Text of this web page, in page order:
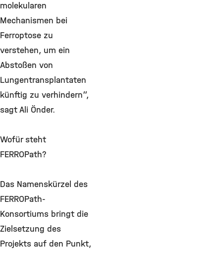
molekularen
Mechanismen bei
Ferroptose zu
verstehen, um ein
Abstoßen von
Lungentransplantaten
künftig zu verhindern“,
sagt Ali Önder.
Wofür steht
FERROPath?
Das Namenskürzel des
FERROPath-
Konsortiums bringt die
Zielsetzung des
Projekts auf den Punkt,